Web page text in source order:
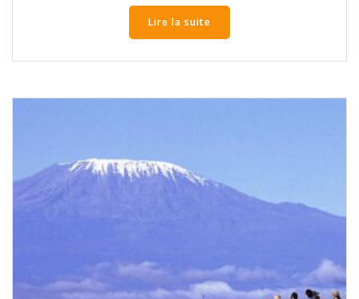
Lire la suite